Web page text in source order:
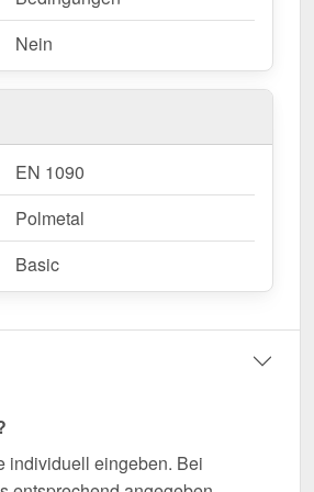
Nein
EN 1090
Polmetal
Basic
individuell eingeben. Bei